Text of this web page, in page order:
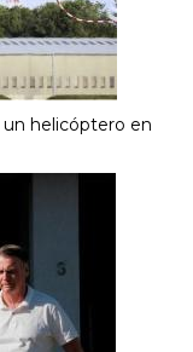
un helicóptero en